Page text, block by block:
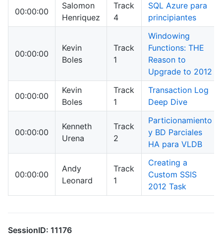
00:00:00
Salomon
Henriquez
Track
4
SQL Azure para
principiantes
00:00:00
Kevin
Boles
Track
1
Windowing
Functions: THE
Reason to
Upgrade to 2012
00:00:00
Kevin
Boles
Track
1
Transaction Log
Deep Dive
00:00:00
Kenneth
Urena
Track
2
Particionamiento
y BD Parciales
HA para VLDB
00:00:00
Andy
Leonard
Track
1
Creating a
Custom SSIS
2012 Task
SessionID: 11176